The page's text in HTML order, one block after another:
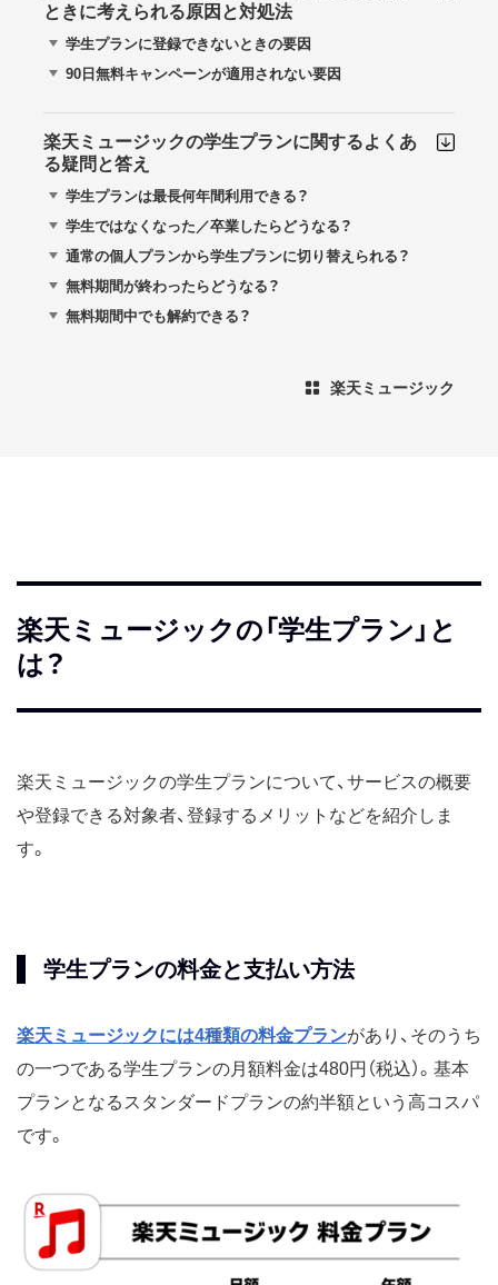
ときに考えられる原因と対処法
学生プランに登録できないときの要因
90日無料キャンペーンが適用されない要因
楽天ミュージックの学生プランに関するよくあ
る疑問と答え
学生プランは最長何年間利用できる？
学生ではなくなった／卒業したらどうなる？
通常の個人プランから学生プランに切り替えられる？
無料期間が終わったらどうなる？
無料期間中でも解約できる？
楽天ミュージック
楽天ミュージックの「学生プラン」と
は？
楽天ミュージックの学生プランについて、サービスの概要
や登録できる対象者、登録するメリットなどを紹介しま
す。
学生プランの料金と支払い方法
楽天ミュージックには4種類の料金プランがあり、そのうち
の一つである学生プランの月額料金は480円（税込）。基本
プランとなるスタンダードプランの約半額という高コスパ
です。